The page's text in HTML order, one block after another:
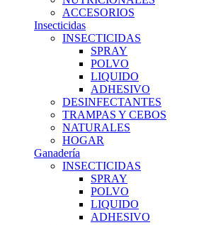
ACCESORIOS
Insecticidas
INSECTICIDAS
SPRAY
POLVO
LIQUIDO
ADHESIVO
DESINFECTANTES
TRAMPAS Y CEBOS
NATURALES
HOGAR
Ganadería
INSECTICIDAS
SPRAY
POLVO
LIQUIDO
ADHESIVO